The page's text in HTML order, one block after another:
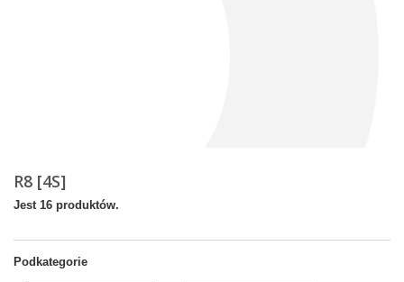
R8 [4S]
Jest 16 produktów.
Podkategorie